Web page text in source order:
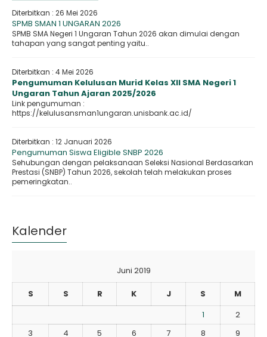
Diterbitkan : 26 Mei 2026
SPMB SMAN 1 UNGARAN 2026
SPMB SMA Negeri 1 Ungaran Tahun 2026 akan dimulai dengan
tahapan yang sangat penting yaitu..
Diterbitkan : 4 Mei 2026
Pengumuman Kelulusan Murid Kelas XII SMA Negeri 1
Ungaran Tahun Ajaran 2025/2026
Link pengumuman :
https://kelulusansman1ungaran.unisbank.ac.id/
Diterbitkan : 12 Januari 2026
Pengumuman Siswa Eligible SNBP 2026
Sehubungan dengan pelaksanaan Seleksi Nasional Berdasarkan
Prestasi (SNBP) Tahun 2026, sekolah telah melakukan proses
pemeringkatan..
Kalender
Juni 2019
S S R K J S
M
1
2
3
4 5 6 7 8 9